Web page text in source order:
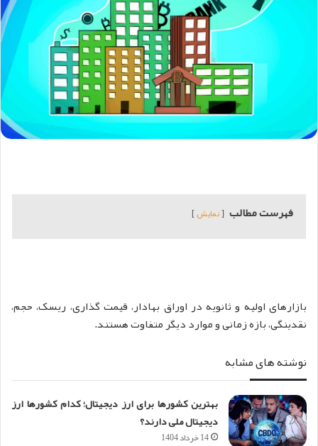
فهرست مطالب نمایش
بازارهای اولیه و ثانویه در اوراق بهادار، قیمت گذاری، ریسک، حجم،
نقدینگی، بازه زمانی و موارد دیگر متفاوت هستند.
نوشته های مشابه
بهترین کشورها برای ارز دیجیتال؛ کدام کشورها ارز
دیجیتال ملی دارند؟
14 خرداد 1404